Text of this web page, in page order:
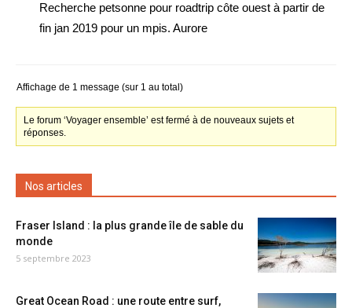
Recherche petsonne pour roadtrip côte ouest à partir de
fin jan 2019 pour un mpis. Aurore
Affichage de 1 message (sur 1 au total)
Le forum ‘Voyager ensemble’ est fermé à de nouveaux sujets et
réponses.
Nos articles
Fraser Island : la plus grande île de sable du
monde
5 septembre 2023
Great Ocean Road : une route entre surf,